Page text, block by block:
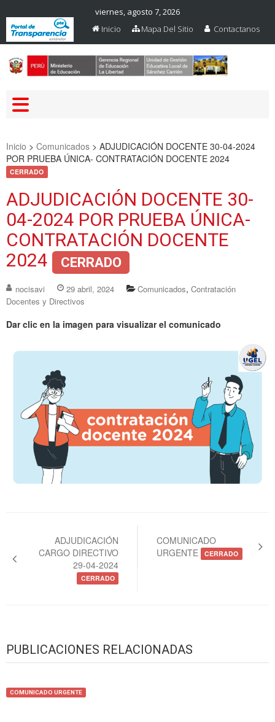
viernes, agosto 7, 2026
Inicio
Mapa Del Sitio Contactanos
Inicio > Comunicados > ADJUDICACIÓN DOCENTE 30-04-2024
POR PRUEBA ÚNICA- CONTRATACIÓN DOCENTE 2024
CERRADO
ADJUDICACIÓN DOCENTE 30-
04-2024 POR PRUEBA ÚNICA-
CONTRATACIÓN DOCENTE
2024
CERRADO
nocisavi 29 abril, 2024 Comunicados, Contratación
Docentes y Directivos
Dar clic en la imagen para visualizar el comunicado
entradas
ADJUDICACIÓN
CARGO DIRECTIVO
29-04-2024
CERRADO
COMUNICADO
URGENTE
CERRADO
PUBLICACIONES RELACIONADAS
COMUNICADO URGENTE